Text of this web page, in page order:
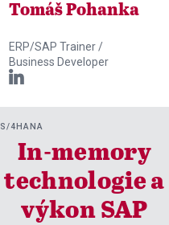
Tomáš Pohanka
ERP/SAP Trainer /
Business Developer

S/4HANA
In-memory
technologie a
výkon SAP